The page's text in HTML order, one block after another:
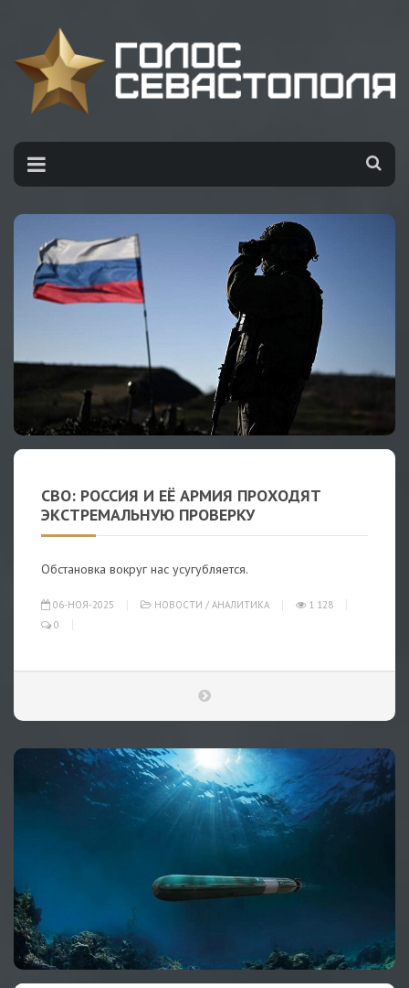
СВО: РОССИЯ И ЕЁ АРМИЯ ПРОХОДЯТ
ЭКСТРЕМАЛЬНУЮ ПРОВЕРКУ
Обстановка вокруг нас усугубляется.
06-НОЯ-2025 НОВОСТИ / АНАЛИТИКА
1 128
0